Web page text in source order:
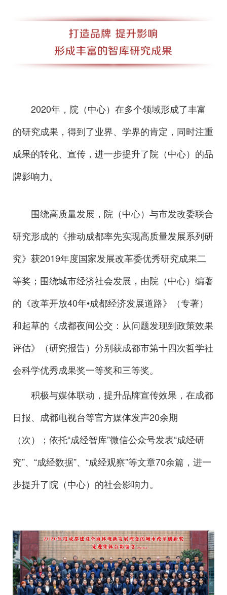
2020年，院（中心）在多个领域形成了丰富
的研究成果，得到了业界、学界的肯定，同时注重
成果的转化、宣传，进一步提升了院（中心）的品
牌影响力。
围绕高质量发展，院（中心）与市发改委联合
研究形成的《推动成都率先实现高质量发展系列研
究》获2019年度国家发展改革委优秀研究成果二
等奖；围绕城市经济社会发展，由院（中心）编著
的《改革开放40年•成都经济发展道路》（专著）
和起草的《成都夜间公交：从问题发现到政策效果
评估》（研究报告）分别获成都市第十四次哲学社
会科学优秀成果奖一等奖和三等奖。
积极与媒体联动，提升品牌宣传效果，在成都
日报、成都电视台等官方媒体发声20余期
（次）；依托“成经智库”微信公众号发表“成经研
究”、“成经数据”、“成经观察”等文章70余篇，进一
步提升了院（中心）的社会影响力。